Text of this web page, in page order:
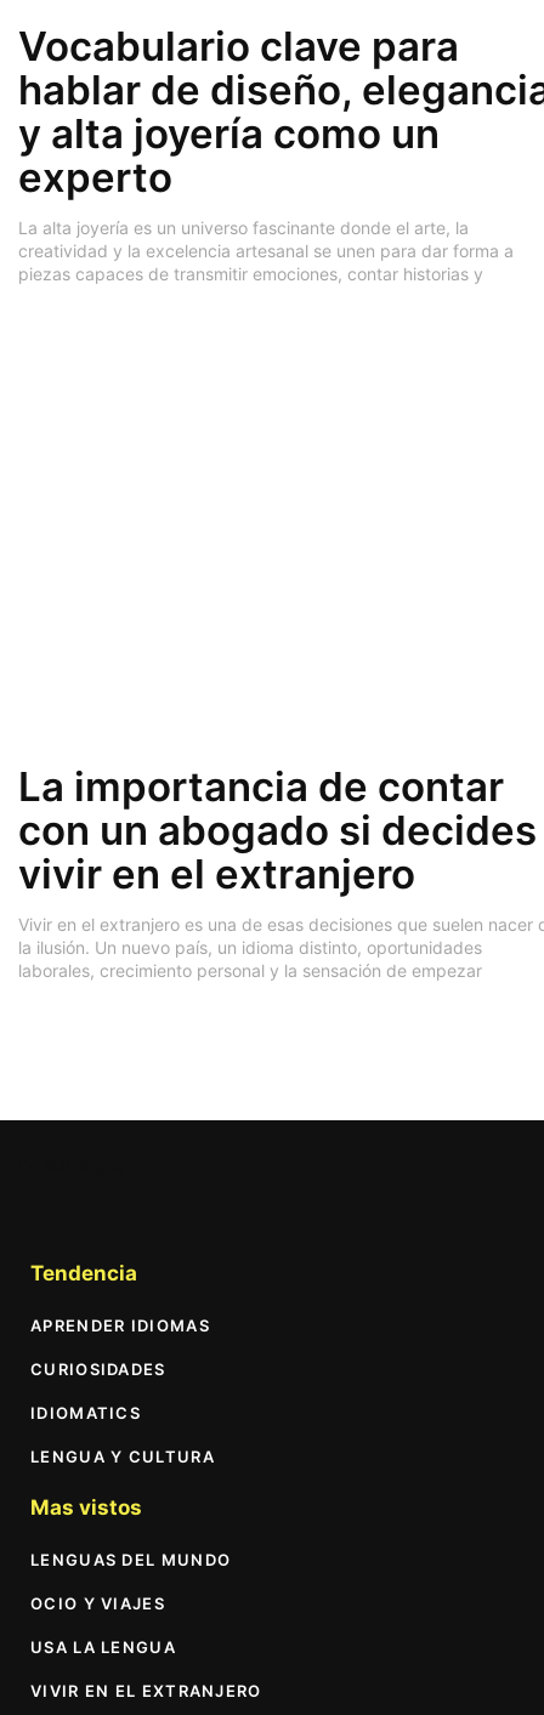
Vocabulario clave para
hablar de diseño,
y alta joyería como un
experto
La alta joyería es un universo fascinante donde el arte, la
creatividad y la excelencia artesanal se unen para dar forma a
piezas capaces de transmitir emociones, contar historias y
La importancia de contar
con un abogado si decides
vivir en el extranjero
Vivir en el extranjero es una de esas decisiones que suelen nacer
la ilusión. Un nuevo país, un idioma distinto, oportunidades
laborales, crecimiento personal y la sensación de empezar
Tendencia
APRENDER IDIOMAS
CURIOSIDADES
IDIOMATICS
LENGUA Y CULTURA
Mas vistos
LENGUAS DEL MUNDO
OCIO Y VIAJES
USA LA LENGUA
VIVIR EN EL EXTRANJERO